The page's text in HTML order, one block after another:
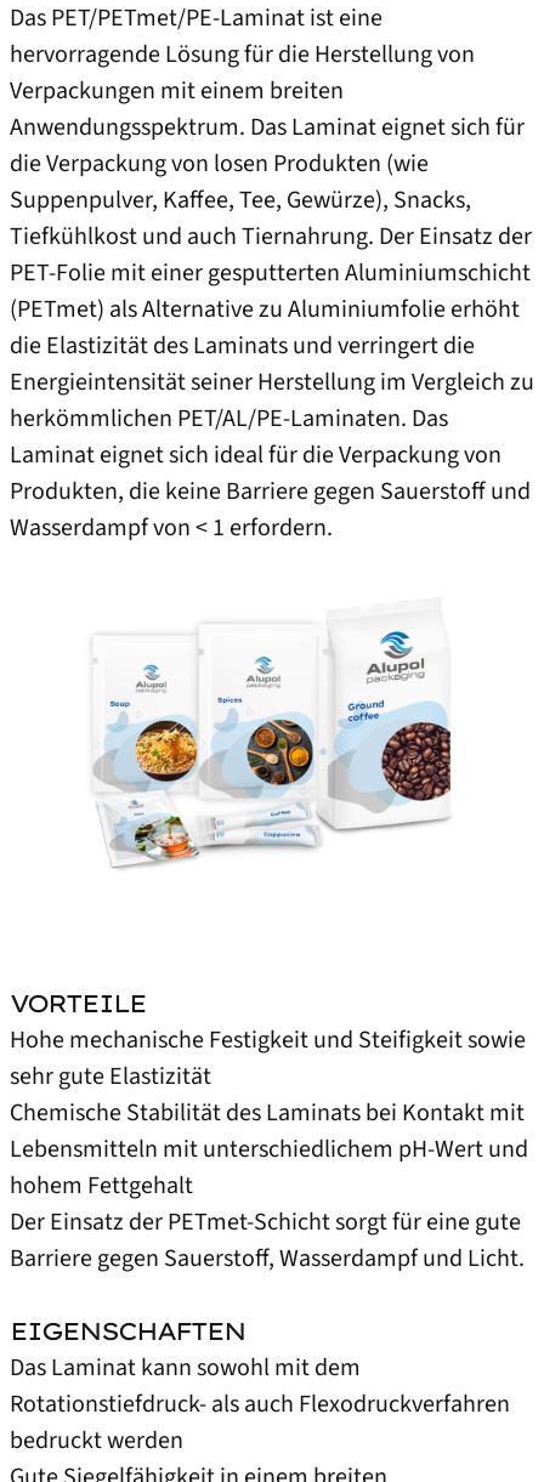
Das PET/PETmet/PE-Laminat ist eine
hervorragende Lösung für die Herstellung von
Verpackungen mit einem breiten
Anwendungsspektrum. Das Laminat eignet sich für
die Verpackung von losen Produkten (wie
Suppenpulver, Kaffee, Tee, Gewürze), Snacks,
Tiefkühlkost und auch Tiernahrung. Der Einsatz der
PET-Folie mit einer gesputterten Aluminiumschicht
(PETmet) als Alternative zu Aluminiumfolie erhöht
die Elastizität des Laminats und verringert die
Energieintensität seiner Herstellung im Vergleich zu
herkömmlichen PET/AL/PE-Laminaten. Das
Laminat eignet sich ideal für die Verpackung von
Produkten, die keine Barriere gegen Sauerstoff und
Wasserdampf von < 1 erfordern.
VORTEILE
Hohe mechanische Festigkeit und Steifigkeit sowie
sehr gute Elastizität
Chemische Stabilität des Laminats bei Kontakt mit
Lebensmitteln mit unterschiedlichem pH-Wert und
hohem Fettgehalt
Der Einsatz der PETmet-Schicht sorgt für eine gute
Barriere gegen Sauerstoff, Wasserdampf und Licht.
EIGENSCHAFTEN
Das Laminat kann sowohl mit dem
Rotationstiefdruck- als auch Flexodruckverfahren
bedruckt werden